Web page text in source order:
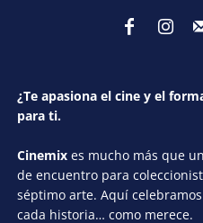
¿Te apasiona el cine y el
para ti.
Cinemix es mucho más que
de encuentro para
séptimo arte. Aquí
cada historia… como merece.